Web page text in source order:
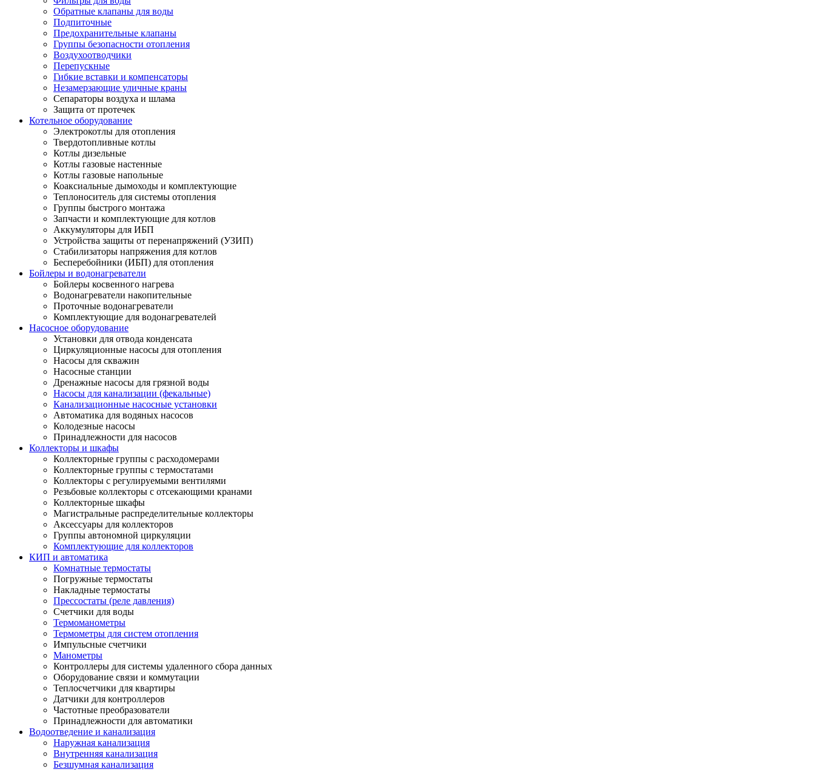
Обратные клапаны для воды
Подпиточные
Предохранительные клапаны
Группы безопасности отопления
Воздухоотводчики
Перепускные
Гибкие вставки и компенсаторы
Незамерзающие уличные краны
Сепараторы воздуха и шлама
Защита от протечек
Котельное оборудование
Электрокотлы для отопления
Твердотопливные котлы
Котлы дизельные
Котлы газовые настенные
Котлы газовые напольные
Коаксиальные дымоходы и комплектующие
Теплоноситель для системы отопления
Группы быстрого монтажа
Запчасти и комплектующие для котлов
Аккумуляторы для ИБП
Устройства защиты от перенапряжений (УЗИП)
Стабилизаторы напряжения для котлов
Бесперебойники (ИБП) для отопления
Бойлеры и водонагреватели
Бойлеры косвенного нагрева
Водонагреватели накопительные
Проточные водонагреватели
Комплектующие для водонагревателей
Насосное оборудование
Установки для отвода конденсата
Циркуляционные насосы для отопления
Насосы для скважин
Насосные станции
Дренажные насосы для грязной воды
Насосы для канализации (фекальные)
Канализационные насосные установки
Автоматика для водяных насосов
Колодезные насосы
Принадлежности для насосов
Коллекторы и шкафы
Коллекторные группы с расходомерами
Коллекторные группы с термостатами
Коллекторы с регулируемыми вентилями
Резьбовые коллекторы с отсекающими кранами
Коллекторные шкафы
Магистральные распределительные коллекторы
Аксессуары для коллекторов
Группы автономной циркуляции
Комплектующие для коллекторов
КИП и автоматика
Комнатные термостаты
Погружные термостаты
Накладные термостаты
Прессостаты (реле давления)
Счетчики для воды
Термоманометры
Термометры для систем отопления
Импульсные счетчики
Манометры
Контроллеры для системы удаленного сбора данных
Оборудование связи и коммутации
Теплосчетчики для квартиры
Датчики для контроллеров
Частотные преобразователи
Принадлежности для автоматики
Водоотведение и канализация
Наружная канализация
Внутренняя канализация
Безшумная канализация